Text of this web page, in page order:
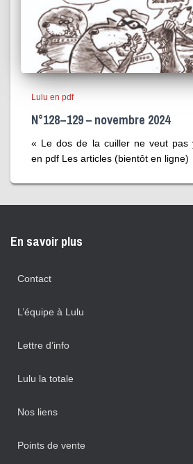
Lulu en pdf
N°128 – 129 – novembre 2024
« Le dos de la cuiller ne veut pas
en pdf Les articles (bientôt en ligne)
En savoir plus
Contact
L’équipe à Lulu
Lettre d’info
Lulu la totale
Nos liens
Points de vente